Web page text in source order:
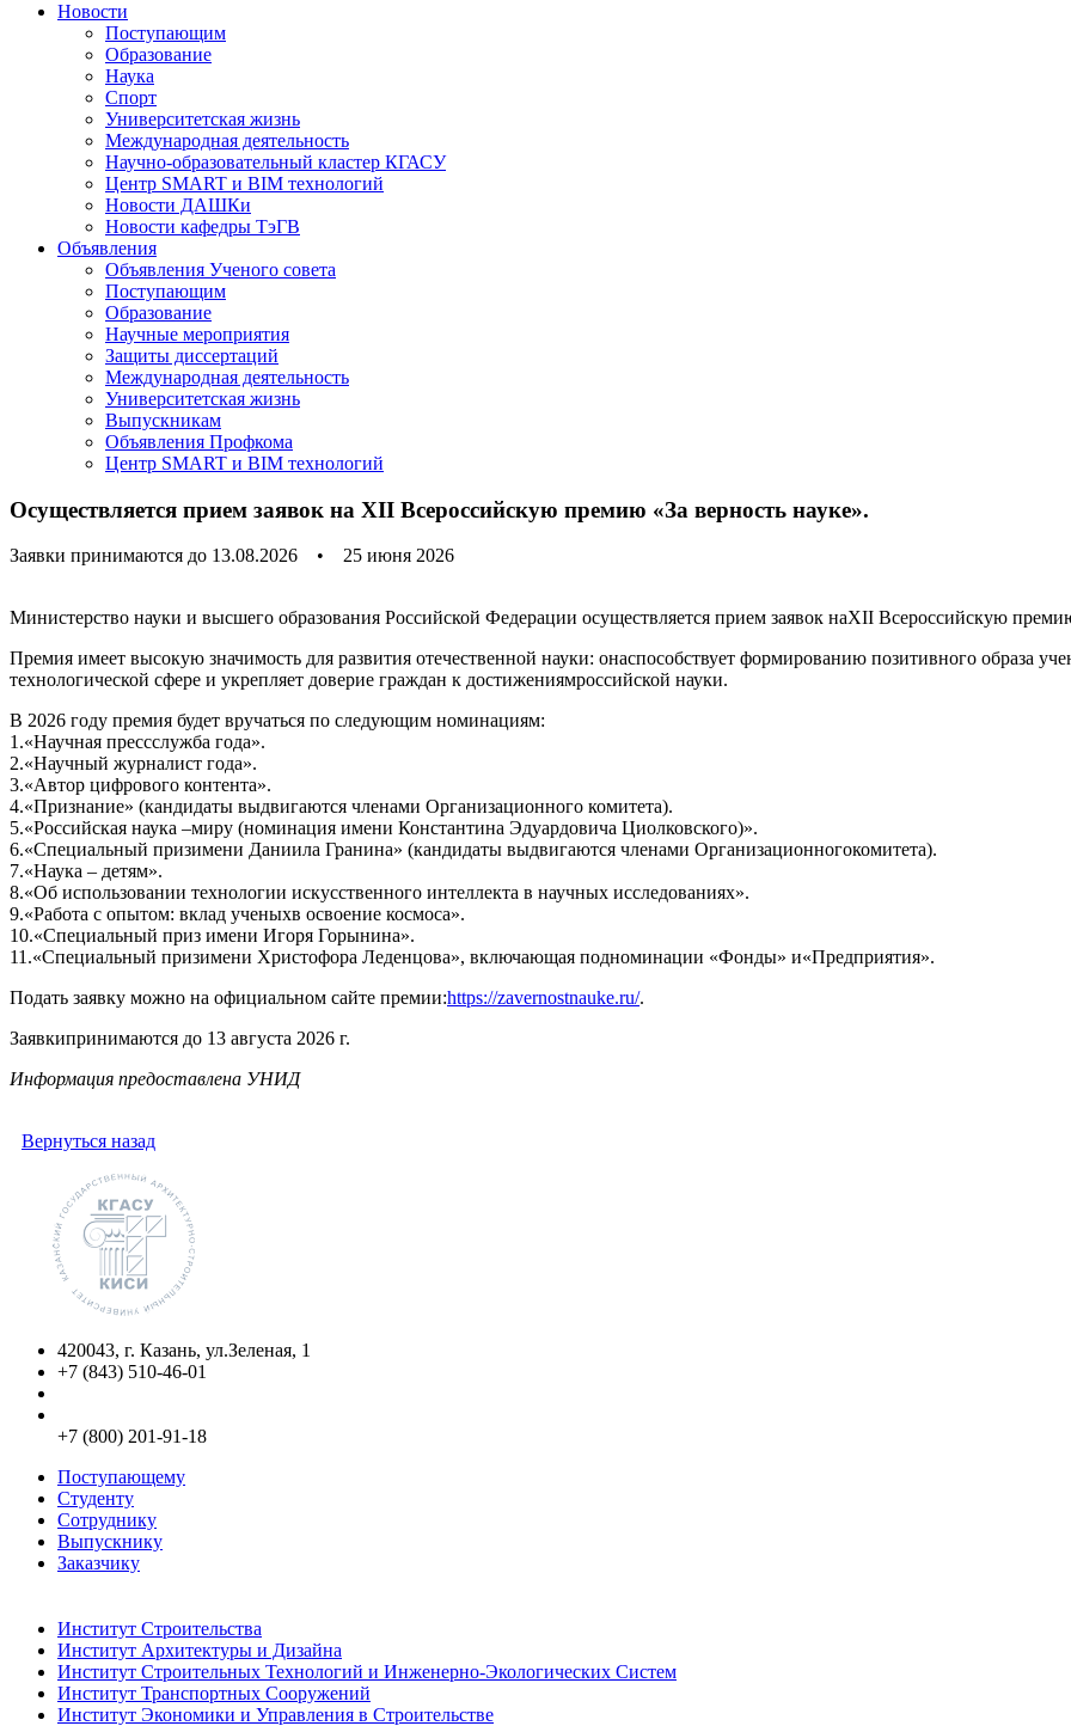
Новости
Поступающим
Образование
Наука
Спорт
Университетская жизнь
Международная деятельность
Научно-образовательный кластер КГАСУ
Центр SMART и BIM технологий
Новости ДАШКи
Новости кафедры ТэГВ
Объявления
Объявления Ученого совета
Поступающим
Образование
Научные мероприятия
Защиты диссертаций
Международная деятельность
Университетская жизнь
Выпускникам
Объявления Профкома
Центр SMART и BIM технологий
Осуществляется прием заявок на XII Всероссийскую премию «За верность науке».
Заявки принимаются до 13.08.2026 • 25 июня 2026
Министерство науки и высшего образования Российской Федерации осуществляется прием заявок наXII Всероссийскую
Премия имеет высокую значимость для развития отечественной науки: онаспособствует формированию позитивного образа
технологической сфере и укрепляет доверие граждан к достижениямроссийской науки.
В 2026 году премия будет вручаться по следующим номинациям:
1.«Научная прессслужба года».
2.«Научный журналист года».
3.«Автор цифрового контента».
4.«Признание» (кандидаты выдвигаются членами Организационного комитета).
5.«Российская наука –миру (номинация имени Константина Эдуардовича Циолковского)».
6.«Специальный призимени Даниила Гранина» (кандидаты выдвигаются членами Организационногокомитета).
7.«Наука – детям».
8.«Об использовании технологии искусственного интеллекта в научных исследованиях».
9.«Работа с опытом: вклад ученыхв освоение космоса».
10.«Специальный приз имени Игоря Горынина».
11.«Специальный призимени Христофора Леденцова», включающая подноминации «Фонды» и«Предприятия».
Подать заявку можно на официальном сайте премии:https://zavernostnauke.ru/.
Заявкипринимаются до 13 августа 2026 г.
Информация предоставлена УНИД
Вернуться назад
420043, г. Казань, ул.Зеленая, 1
+7 (843) 510-46-01
+7 (800) 201-91-18
Поступающему
Студенту
Сотруднику
Выпускнику
Заказчику
Институт Строительства
Институт Архитектуры и Дизайна
Институт Строительных Технологий и Инженерно-Экологических Систем
Институт Транспортных Сооружений
Институт Экономики и Управления в Строительстве